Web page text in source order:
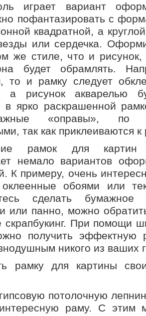
играет вариант
пофантазировать с
квадратной, а
или сердечка.
же стиле, что и рисунок,
будет обрамлять.
то и рамку следует
а рисунок акварелью
в ярко раскрашенной
«оправы», по
так как приклеиваются к
рамок для
немало вариантов
К примеру, очень
обоями или
сделать
или панно, можно
скрапбукинг. При помощи
получить эффектную
никого из ваших
рамку для картины
потолочную
раму. С этим